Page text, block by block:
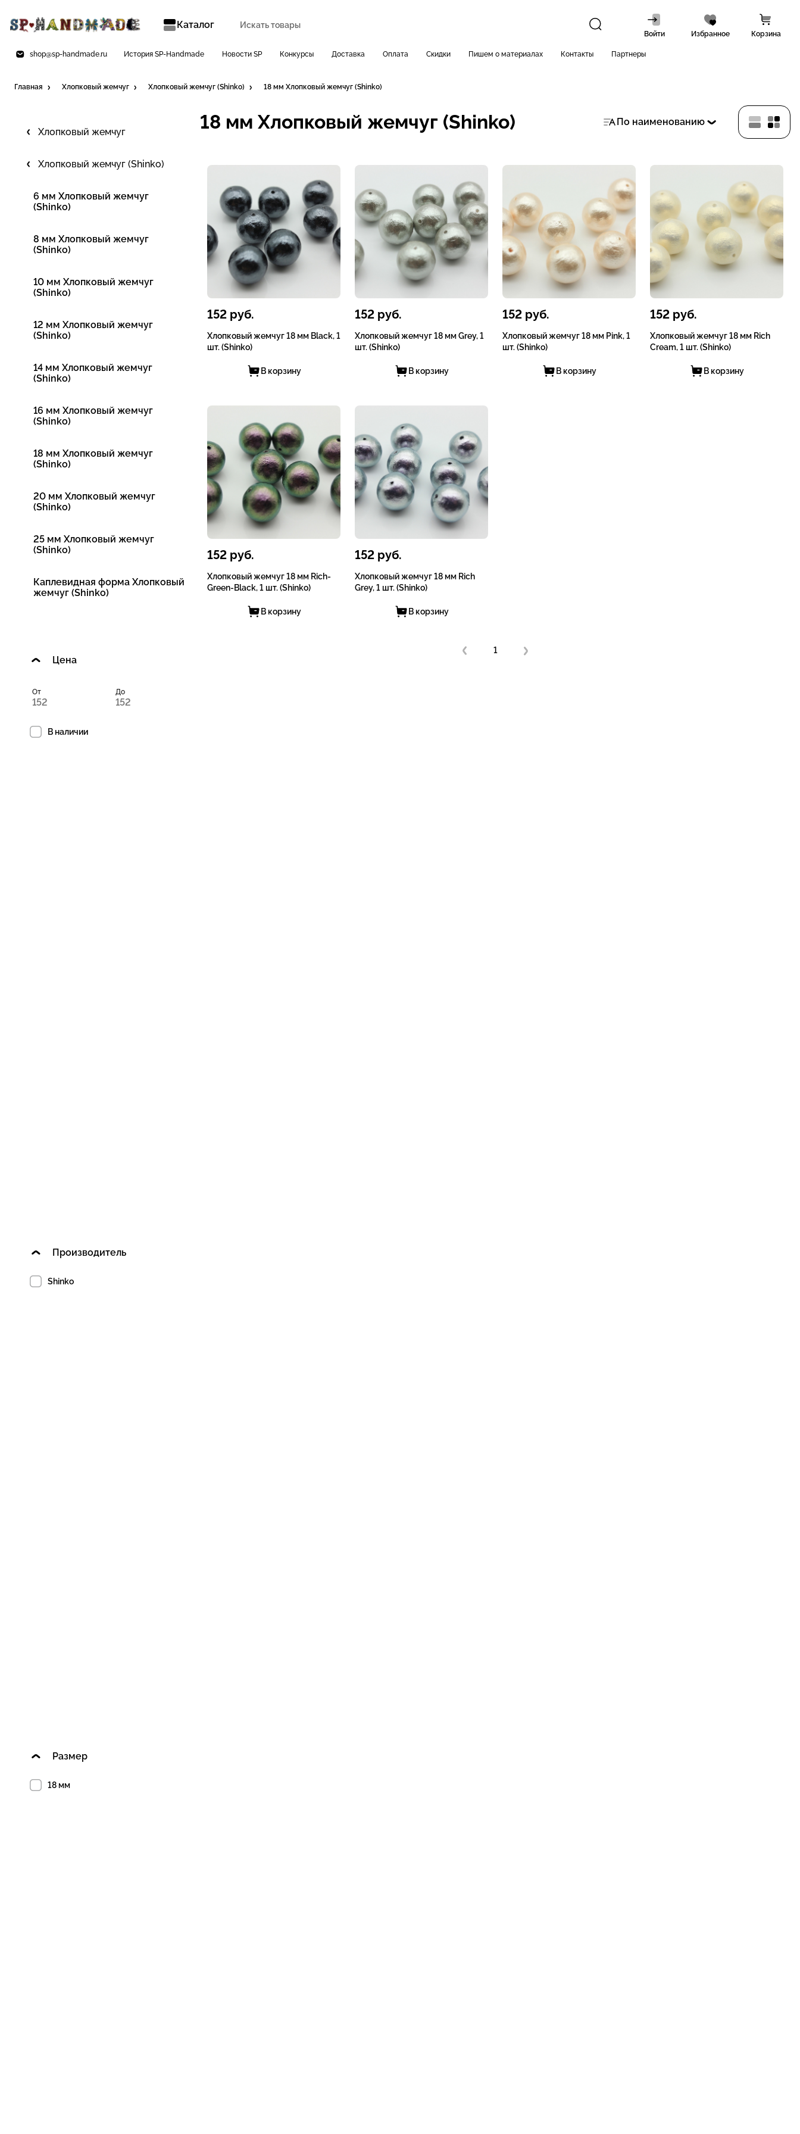
Каталог
Войти Избранное Корзина
shop@sp-handmade.ru История SP-Handmade Новости SP Конкурсы Доставка Оплата Скидки Пишем о материалах Контакты Партнеры
Главная Хлопковый жемчуг Хлопковый жемчуг (Shinko) 18 мм Хлопковый жемчуг (Shinko)
Хлопковый жемчуг
Хлопковый жемчуг (Shinko)
6 мм Хлопковый жемчуг
(Shinko)
8 мм Хлопковый жемчуг
(Shinko)
10 мм Хлопковый жемчуг
(Shinko)
12 мм Хлопковый жемчуг
(Shinko)
14 мм Хлопковый жемчуг
(Shinko)
16 мм Хлопковый жемчуг
(Shinko)
18 мм Хлопковый жемчуг
(Shinko)
20 мм Хлопковый жемчуг
(Shinko)
25 мм Хлопковый жемчуг
(Shinko)
Каплевидная форма Хлопковый
жемчуг (Shinko)
Цена
От До
В наличии
Производитель
Shinko
Размер
18 мм
18 мм Хлопковый жемчуг (Shinko) По наименованию
152 руб.
Хлопковый жемчуг 18 мм Black, 1
шт. (Shinko)
В корзину
152 руб.
Хлопковый жемчуг 18 мм Grey, 1
шт. (Shinko)
В корзину
152 руб.
Хлопковый жемчуг 18 мм Pink, 1
шт. (Shinko)
В корзину
152 руб.
Хлопковый жемчуг 18 мм Rich
Cream, 1 шт. (Shinko)
В корзину
152 руб.
Хлопковый жемчуг 18 мм Rich-
Green-Black, 1 шт. (Shinko)
В корзину
152 руб.
Хлопковый жемчуг 18 мм Rich
Grey, 1 шт. (Shinko)
В корзину
1